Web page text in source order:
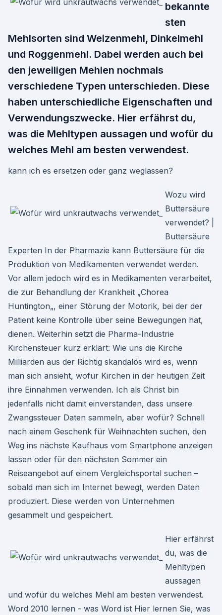
bekannte
sten
Mehlsorten sind Weizenmehl, Dinkelmehl
und Roggenmehl. Dabei werden auch bei
den jeweiligen Mehlen nochmals
verschiedene Typen unterschieden. Diese
haben unterschiedliche Eigenschaften und
Verwendungszwecke. Hier erfährst du,
was die Mehltypen aussagen und wofür du
welches Mehl am besten verwendest.
kann ich es ersetzen oder ganz weglassen?
Wozu wird
Buttersäure
verwendet? |
Buttersäure
Experten In der Pharmazie kann Buttersäure für die
Produktion von Medikamenten verwendet werden.
Vor allem jedoch wird es in Medikamenten verarbeitet,
die zur Behandlung der Krankheit „Chorea
Huntington„, einer Störung der Motorik, bei der der
Patient keine Kontrolle über seine Bewegungen hat,
dienen. Weiterhin setzt die Pharma-Industrie
Kirchensteuer kurz erklärt: Wie uns die Kirche
Milliarden aus der Richtig skandalös wird es, wenn
man sich ansieht, wofür Kirchen in der heutigen Zeit
ihre Einnahmen verwenden. Ich als Christ bin
jedenfalls nicht damit einverstanden, dass unsere
Zwangssteuer Daten sammeln, aber wofür? Schnell
nach einem Geschenk für Weihnachten suchen, den
Weg ins nächste Kaufhaus vom Smartphone anzeigen
lassen oder für den nächsten Sommer ein
Reiseangebot auf einem Vergleichsportal suchen –
sobald man sich im Internet bewegt, werden Daten
produziert. Diese werden von Unternehmen
gesammelt und gespeichert.
Hier erfährst
du, was die
Mehltypen
aussagen
und wofür du welches Mehl am besten verwendest.
Word 2010 lernen - was Word ist Hier lernen Sie, was